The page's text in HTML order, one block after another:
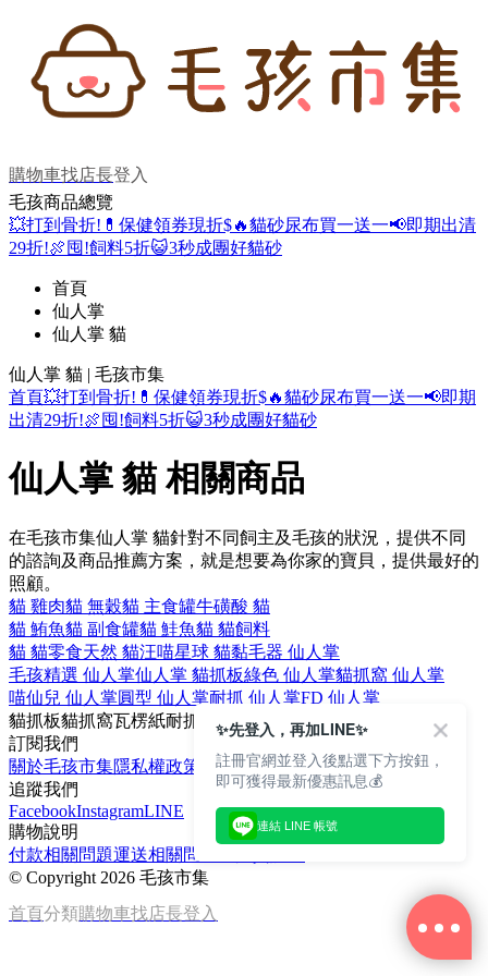
購物車找店長登入
毛孩商品總覽
💥打到骨折! 💊保健領券現折$🔥貓砂尿布買一送一📢即期出清
29折!🍖囤!飼料5折😺3秒成團好貓砂
首頁
仙人掌
仙人掌 貓
仙人掌 貓 | 毛孩市集
首頁💥打到骨折! 💊保健領券現折$🔥貓砂尿布買一送一📢即期
出清29折!🍖囤!飼料5折😺3秒成團好貓砂
仙人掌 貓 相關商品
在毛孩市集仙人掌 貓針對不同飼主及毛孩的狀況，提供不同
的諮詢及商品推薦方案，就是想要為你家的寶貝，提供最好的
照顧。
貓 雞肉貓 無穀貓 主食罐牛磺酸 貓
貓 鮪魚貓 副食罐貓 鮭魚貓 貓飼料
貓 貓零食天然 貓汪喵星球 貓黏毛器 仙人掌
毛孩精選 仙人掌仙人掌 貓抓板綠色 仙人掌貓抓窩 仙人掌
喵仙兒 仙人掌圓型 仙人掌耐抓 仙人掌FD 仙人掌
貓抓板貓抓窩瓦楞紙耐抓
FD
訂閱我們
關於毛孩市集隱私權政策
文章
追蹤我們
FacebookInstagramLINE
購物說明
付款相關問題運送相關問題
© Copyright 2026 毛孩市集
首頁分類購物車找店長登入
✨先登入，再加LINE✨
註冊官網並登入後點選下方按鈕，
即可獲得最新優惠訊息💰
連結 LINE 帳號